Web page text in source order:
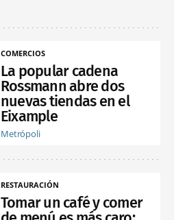
COMERCIOS
La popular cadena
Rossmann abre dos
nuevas tiendas en el
Eixample
Metrópoli
RESTAURACIÓN
Tomar un café y comer